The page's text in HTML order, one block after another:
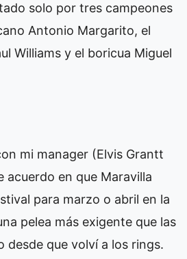
solo por tres campeones
Antonio Margarito, el
Williams y el boricua Miguel
mi manager (Elvis Grantt
acuerdo en que Maravilla
para marzo o abril en la
pelea más exigente que las
desde que volví a los rings.